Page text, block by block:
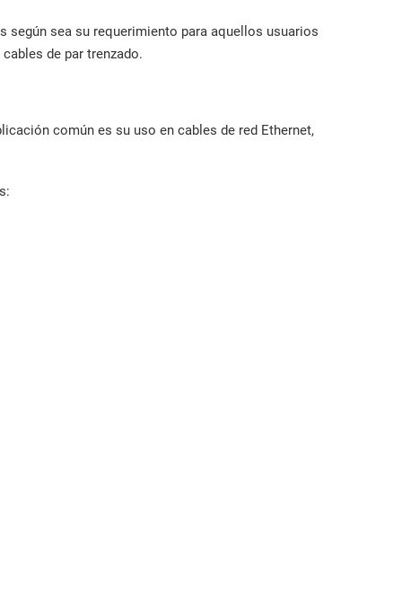
según sea su requerimiento para aquellos usuarios
de par trenzado.
común es su uso en cables de red Ethernet,